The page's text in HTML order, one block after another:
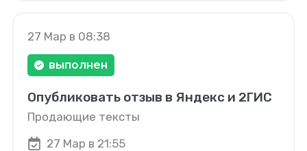
27 Мар в 08:38
выполнен
Опубликовать отзыв в Яндекс и 2ГИС
Продающие тексты
27 Мар в 21:55